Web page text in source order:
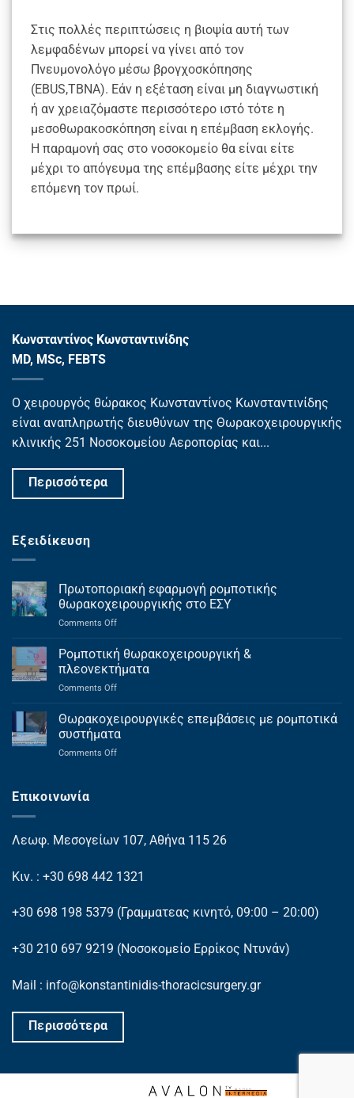
Στις πολλές περιπτώσεις η βιοψία αυτή των
λεμφαδένων μπορεί να γίνει από τον
Πνευμονολόγο μέσω βρογχοσκόπησης
(EBUS,TBNA). Εάν η εξέταση είναι μη διαγνωστική
ή αν χρειαζόμαστε περισσότερο ιστό τότε η
μεσοθωρακοσκόπηση είναι η επέμβαση εκλογής.
Η παραμονή σας στο νοσοκομείο θα είναι είτε
μέχρι το απόγευμα της επέμβασης είτε μέχρι την
επόμενη τον πρωί.
Κωνσταντίνος Κωνσταντινίδης
MD, MSc, FEBTS
Ο χειρουργός θώρακος Κωνσταντίνος Κωνσταντινίδης
είναι αναπληρωτής διευθύνων της Θωρακοχειρουργικής
κλινικής 251 Νοσοκομείου Αεροπορίας και...
Περισσότερα
Εξειδίκευση
Πρωτοποριακή εφαρμογή ρομποτικής
θωρακοχειρουργικής στο ΕΣΥ
Comments Offon
εφαρμογή
ρομποτικής
θωρακοχειρουργικής
στο
Ρομποτική θωρακοχειρουργική &
πλεονεκτήματα
Comments Offon
θωρακοχειρουργική
πλεονεκτήματα
Θωρακοχειρουργικές επεμβάσεις με ρομποτικά
συστήματα
Comments Offon
Επικοινωνία
Λεωφ. Μεσογείων 107, Αθήνα 115 26
Κιν. : +30 698 442 1321
+30 698 198 5379 (Γραμματεας κινητό, 09:00 – 20:00)
+30 210 697 9219 (Νοσοκομείο Ερρίκος Ντυνάν)
Mail : info@konstantinidis-thoracicsurgery.gr
Περισσότερα